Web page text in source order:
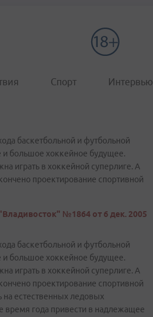
Спорт Интервью
баскетбольной и футбольной
и большое хоккейное будущее.
играть в хоккейной суперлиге. А
проектирование спортивной
№1864 от 6 дек. 2005
баскетбольной и футбольной
и большое хоккейное будущее.
играть в хоккейной суперлиге. А
проектирование спортивной
на естественных ледовых
время года привести в надлежащее